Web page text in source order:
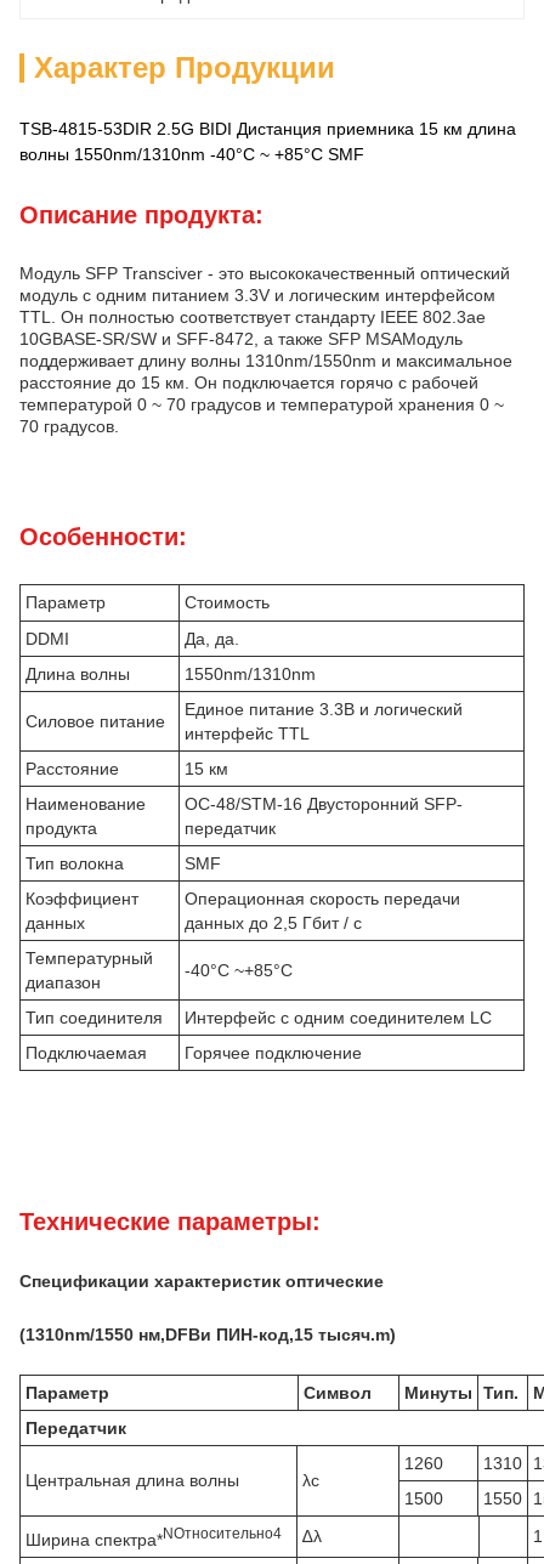
Характер Продукции
TSB-4815-53DIR 2.5G BIDI Дистанция приемника 15 км длина
волны 1550nm/1310nm -40°C ~ +85°C SMF
Описание продукта:
Модуль SFP Transciver - это высококачественный оптический
модуль с одним питанием 3.3V и логическим интерфейсом
TTL. Он полностью соответствует стандарту IEEE 802.3ae
10GBASE-SR/SW и SFF-8472, а также SFP MSAМодуль
поддерживает длину волны 1310nm/1550nm и максимальное
расстояние до 15 км. Он подключается горячо с рабочей
температурой 0 ~ 70 градусов и температурой хранения 0 ~
70 градусов.
Особенности:
Параметр
Стоимость
DDMI
Да, да.
Длина волны
1550nm/1310nm
Силовое питание
Единое питание 3.3В и логический
интерфейс TTL
Расстояние
15 км
Наименование
продукта
OC-48/STM-16 Двусторонний SFP-
передатчик
Тип волокна
SMF
Коэффициент
данных
Операционная скорость передачи
данных до 2,5 Гбит / с
Температурный
диапазон
-40°C ~+85°C
Тип соединителя
Интерфейс с одним соединителем LC
Подключаемая
Горячее подключение
Технические параметры:
Спецификации характеристик оптические
(1310nm/1550 нм,DFBи ПИН-код,15 тысяч.m)
Параметр Символ Минуты Тип.
Передатчик
Центральная длина волны λc
1260 1310
1500
1550
Ширина спектра*NОтносительно4 ∆λ 1